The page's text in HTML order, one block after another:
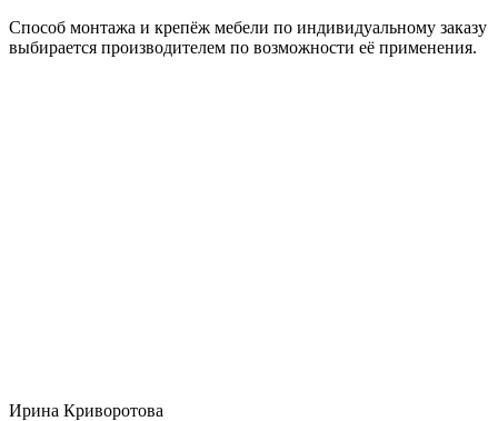
Способ монтажа и крепёж мебели по индивидуальному заказу
выбирается производителем по возможности её применения.
Ирина Криворотова